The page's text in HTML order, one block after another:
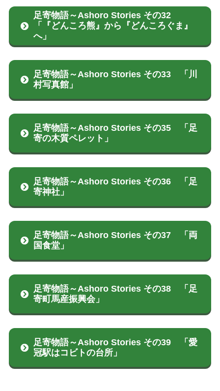
足寄物語～Ashoro Stories その32
「『どんころ熊』から『どんころぐま』
へ」
足寄物語～Ashoro Stories その33 「川
村写真館」
足寄物語～Ashoro Stories その35 「足
寄の木質ペレット」
足寄物語～Ashoro Stories その36 「足
寄神社」
足寄物語～Ashoro Stories その37 「両
国食堂」
足寄物語～Ashoro Stories その38 「足
寄町馬産振興会」
足寄物語～Ashoro Stories その39 「愛
冠駅はコビトの台所」